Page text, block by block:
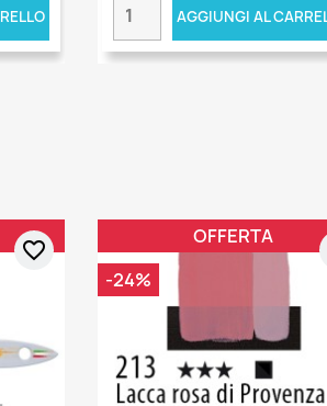
AGGIUNGI AL
favorite_border
OFFERTA
-24%